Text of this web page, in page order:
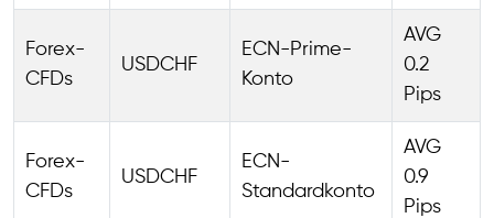
Forex-
CFDs
USDCHF
ECN-Prime-
Konto
AVG
0.2
Pips
Forex-
CFDs
USDCHF
ECN-
Standardkonto
AVG
0.9
Pips